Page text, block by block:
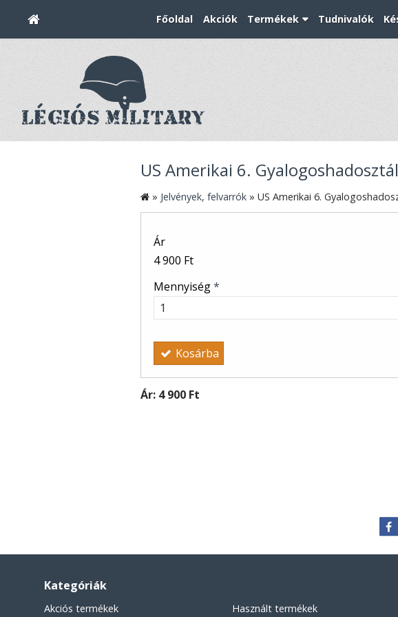
Főoldal Akciók Termékek Tudnivalók
US Amerikai 6.
» Jelvények, felvarrók » US Amerikai 6.
Ár
4 900 Ft
Mennyiség*
Kosárba
Ár: 4 900 Ft
Kategóriák
Akciós termékek
Használt termékek